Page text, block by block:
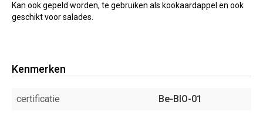
Kan ook gepeld worden, te gebruiken als kookaardappel en ook
geschikt voor salades.
Kenmerken
certificatie
Be-BIO-01